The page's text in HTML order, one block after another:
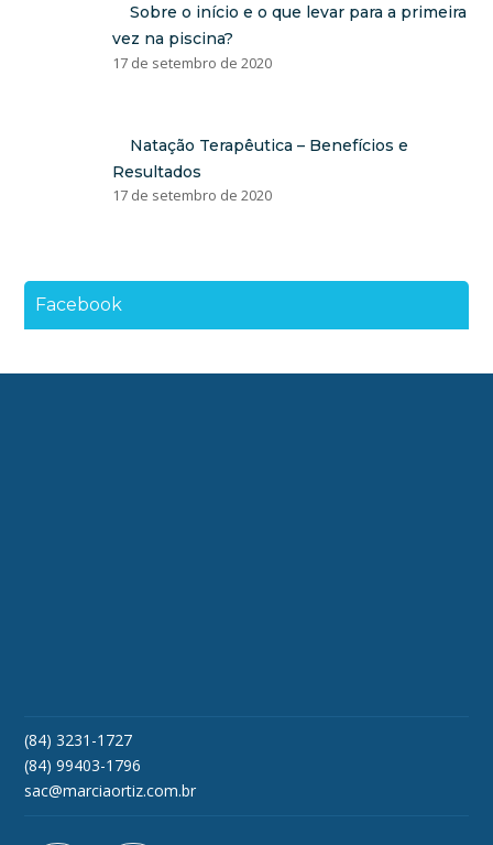
Sobre o início e o que levar para a primeira
vez na piscina?
17 de setembro de 2020
Natação Terapêutica – Benefícios e
Resultados
17 de setembro de 2020
Facebook
(84) 3231-1727
(84) 99403-1796
sac@marciaortiz.com.br